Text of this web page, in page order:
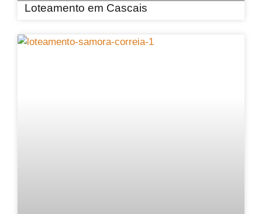
Loteamento em Cascais